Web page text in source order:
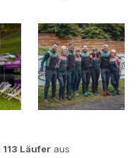
113 Läufer aus